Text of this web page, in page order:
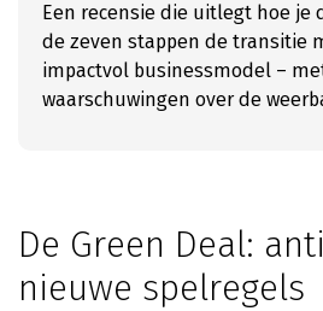
Een recensie die uitlegt hoe je
de zeven stappen de transitie
impactvol businessmodel –
waarschuwingen over de
De Green Deal:
nieuwe spelregels